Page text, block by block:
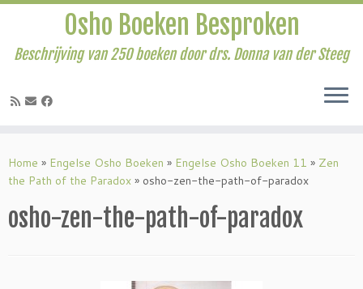
naar
inhoud
Osho Boeken Besproken
Beschrijving van 250 boeken door drs. Donna van der Steeg
Home » Engelse Osho Boeken » Engelse Osho Boeken 11 » Zen
the Path of the Paradox » osho-zen-the-path-of-paradox
osho-zen-the-path-of-paradox